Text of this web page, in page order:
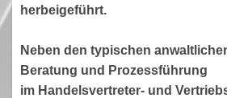
herbeigeführt.
Neben den typischen
Beratung und Prozessführung
im Handelsvertreter- und